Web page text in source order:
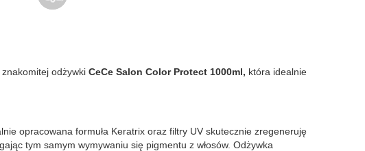
odżywki CeCe Salon Color Protect 1000ml, która idealnie
opracowana formuła Keratrix oraz filtry UV skutecznie zregeneruję
tym samym wymywaniu się pigmentu z włosów. Odżywka